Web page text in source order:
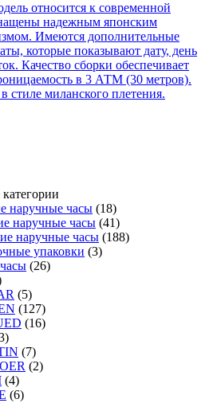
относится к современной
надежным японским
Имеются дополнительные
которые показывают дату, день
Качество сборки обеспечивает
в 3 АТМ (30 метров).
стиле миланского плетения.
наручные часы (18)
наручные часы (41)
наручные часы (188)
упаковки (3)
(26)
(5)
(127)
(16)
(7)
(2)
(4)
(6)